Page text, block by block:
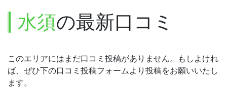
水須の最新口コミ
このエリアにはまだ口コミ投稿がありません。もしよけれ
ば、ぜひ下の口コミ投稿フォームより投稿をお願いいたし
ます。